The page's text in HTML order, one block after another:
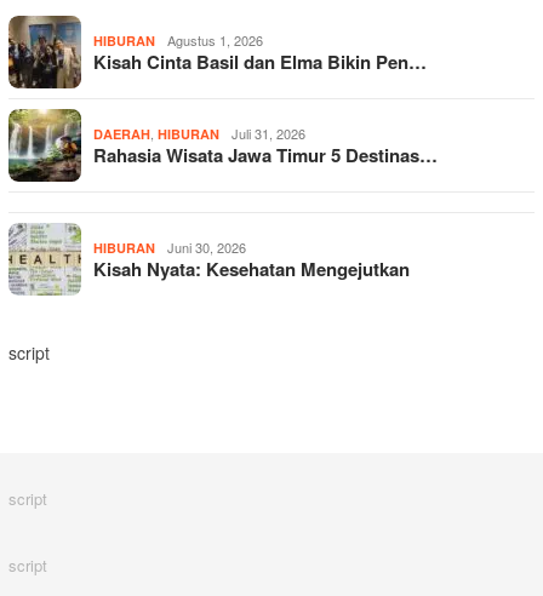
HIBURAN Agustus 1, 2026
Kisah Cinta Basil dan Elma Bikin Pen…
DAERAH HIBURAN Juli 31, 2026
Rahasia Wisata Jawa Timur 5 Destinas…
HIBURAN Juni 30, 2026
Kisah Nyata: Kesehatan Mengejutkan
script
script
script